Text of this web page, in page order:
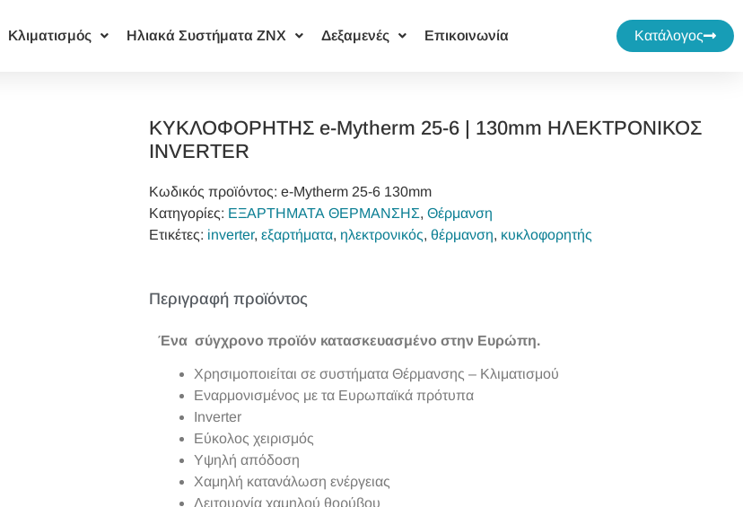
Κλιματισμός Ηλιακά Συστήματα ΖΝΧ Δεξαμενές Επικοινωνία Κατάλογος
ΚΥΚΛΟΦΟΡΗΤΗΣ e-Mytherm 25-6 | 130mm ΗΛΕΚΤΡΟΝΙΚΟΣ
INVERTER
Κωδικός προϊόντος: e-Mytherm 25-6 130mm
Κατηγορίες: ΕΞΑΡΤΗΜΑΤΑ ΘΕΡΜΑΝΣΗΣ, Θέρμανση
Ετικέτες: inverter, εξαρτήματα, ηλεκτρονικός, θέρμανση, κυκλοφορητής
Περιγραφή προϊόντος
Ένα σύγχρονο προϊόν κατασκευασμένο στην Ευρώπη.
Χρησιμοποιείται σε συστήματα Θέρμανσης – Κλιματισμού
Εναρμονισμένος με τα Ευρωπαϊκά πρότυπα
Inverter
Εύκολος χειρισμός
Υψηλή απόδοση
Χαμηλή κατανάλωση ενέργειας
Λειτουργία χαμηλού θορύβου